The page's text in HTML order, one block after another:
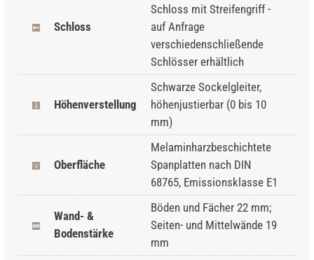
Schloss
Schloss mit Streifengriff -
auf Anfrage
verschiedenschließende
Schlösser erhältlich
Höhenverstellung
Schwarze Sockelgleiter,
höhenjustierbar (0 bis 10
mm)
Oberfläche
Melaminharzbeschichtete
Spanplatten nach DIN
68765, Emissionsklasse E1
Wand- &
Bodenstärke
Böden und Fächer 22 mm;
Seiten- und Mittelwände 19
mm